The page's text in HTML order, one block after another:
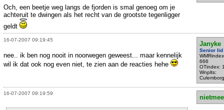
Och, een beetje weg langs de fjorden is smal genoeg om je
achteruit te dwingen als het recht van de grootste tegenligger
geldt
16-07-2007 09:19:45
Janyke
Senior lid
666
OTindex:
Wnplts:
Culemborg
nee.. ik ben nog nooit in noorwegen geweest... maar kennelijk
wil ik dat ook nog even niet, te zien aan de reacties hehe
16-07-2007 09:19:59